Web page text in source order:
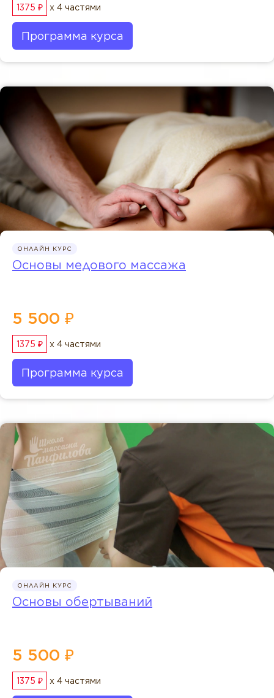
1375 ₽ x 4 частями
Программа курса
ОНЛАЙН КУРС
Основы медового массажа
5 500 ₽
1375 ₽ x 4 частями
Программа курса
ОНЛАЙН КУРС
Основы обертываний
5 500 ₽
1375 ₽ x 4 частями